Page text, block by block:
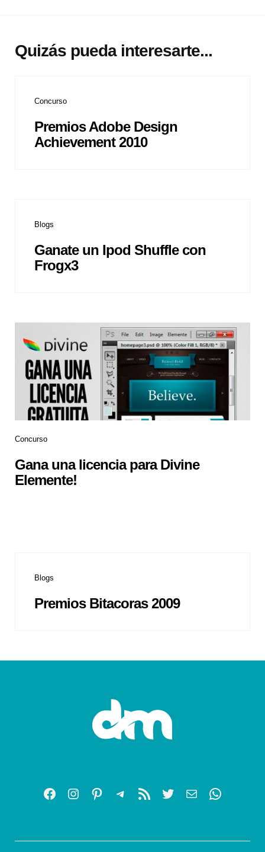
Quizás pueda interesarte...
Concurso
Premios Adobe Design
Achievement 2010
Blogs
Ganate un Ipod Shuffle con
Frogx3
Concurso
Gana una licencia para Divine
Elemente!
Blogs
Premios Bitacoras 2009